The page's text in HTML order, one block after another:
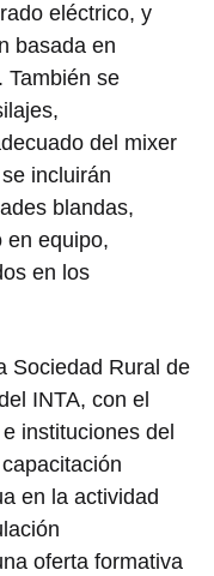
eléctrico, y
basada en
También se
del mixer
incluirán
blandas,
en equipo,
en los
Sociedad Rural de
INTA, con el
instituciones del
en la actividad
oferta formativa